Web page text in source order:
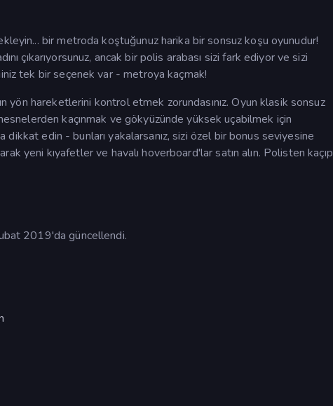
bir metroda koştuğunuz harika bir sonsuz koşu oyunudur!
çıkarıyorsunuz, ancak bir polis arabası sizi fark ediyor ve sizi
tek bir seçenek var - metroya kaçmak!
hareketlerini kontrol etmek zorundasınız. Oyun klasik sonsuz
kaçınmak ve gökyüzünde yüksek uçabilmek için
dikkat edin - bunları yakalarsanız, sizi özel bir bonus seviyesine
yeni kıyafetler ve havalı hoverboard'lar satın alın. Polisten kaçıp
2019'da güncellendi.